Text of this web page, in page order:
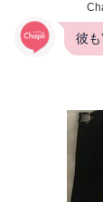
彼